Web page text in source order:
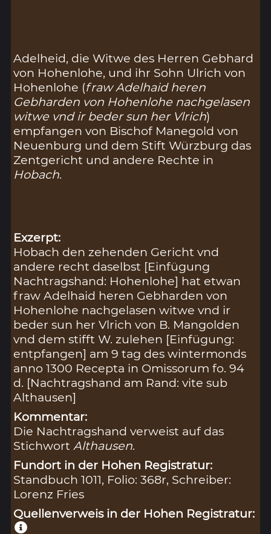
Adelheid, die Witwe des Herren Gebhard
von Hohenlohe, und ihr Sohn Ulrich von
Hohenlohe (fraw Adelhaid heren
Gebharden von Hohenlohe nachgelasen
witwe vnd ir beder sun her Vlrich)
empfangen von Bischof Manegold von
Neuenburg und dem Stift Würzburg das
Zentgericht und andere Rechte in
Hobach.
Exzerpt:
Hobach den zehenden Gericht vnd
andere recht daselbst [Einfügung
Nachtragshand: Hohenlohe] hat etwan
fraw Adelhaid heren Gebharden von
Hohenlohe nachgelasen witwe vnd ir
beder sun her Vlrich von B. Mangolden
vnd dem stifft W. zulehen [Einfügung:
entpfangen] am 9 tag des wintermonds
anno 1300 Recepta in Omissorum fo. 94
d. [Nachtragshand am Rand: vite sub
Althausen]
Kommentar:
Die Nachtragshand verweist auf das
StichwortAlthausen.
Fundort in der Hohen Registratur:
Standbuch 1011, Folio: 368r, Schreiber:
Lorenz Fries
Quellenverweis in der Hohen Registratur: